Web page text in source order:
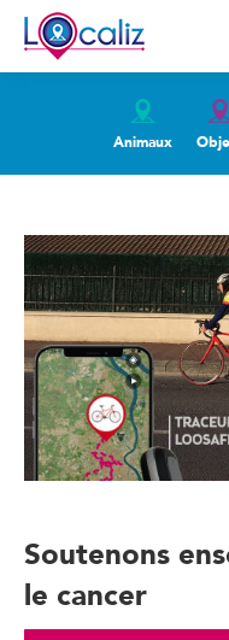
Animaux
Soutenons
le cancer